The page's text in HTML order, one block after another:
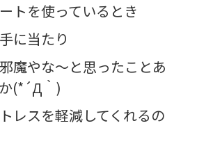
トを使っているとき
に当たり
魔やな～と思ったことあ
(*´Д｀)
レスを軽減してくれるの